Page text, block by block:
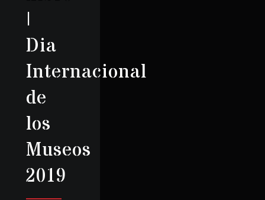
|
Dia
Internacional
de
los
Museos
2019